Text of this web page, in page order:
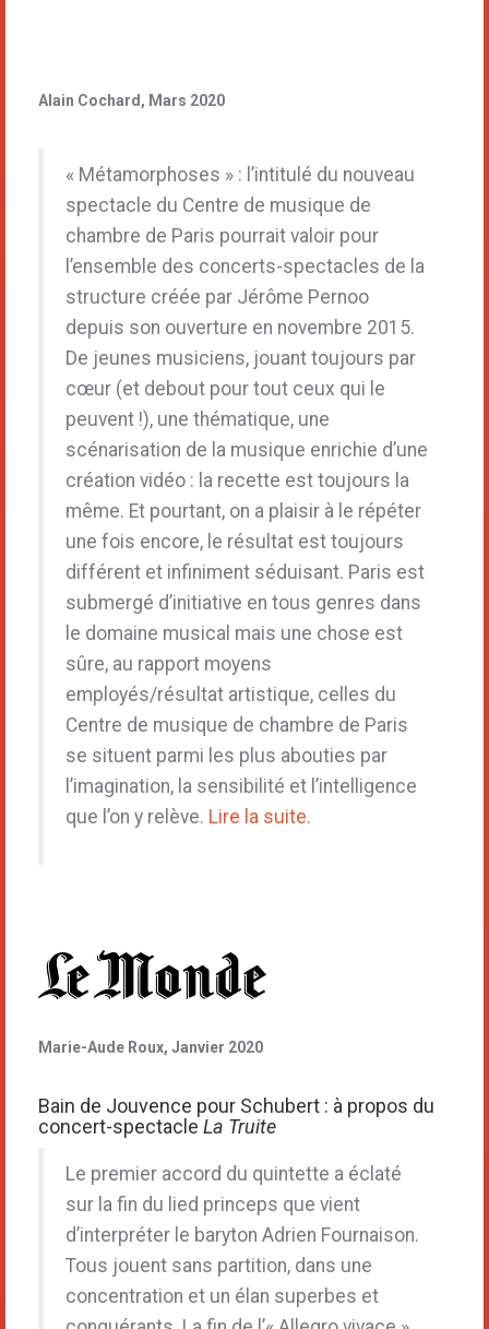
Alain Cochard, Mars 2020
« Métamorphoses » : l’intitulé du nouveau
spectacle du Centre de musique de
chambre de Paris pourrait valoir pour
l’ensemble des concerts-spectacles de la
structure créée par Jérôme Pernoo
depuis son ouverture en novembre 2015.
De jeunes musiciens, jouant toujours par
cœur (et debout pour tout ceux qui le
peuvent !), une thématique, une
scénarisation de la musique enrichie d’une
création vidéo : la recette est toujours la
même. Et pourtant, on a plaisir à le répéter
une fois encore, le résultat est toujours
différent et infiniment séduisant. Paris est
submergé d’initiative en tous genres dans
le domaine musical mais une chose est
sûre, au rapport moyens
employés/résultat artistique, celles du
Centre de musique de chambre de Paris
se situent parmi les plus abouties par
l’imagination, la sensibilité et l’intelligence
que l’on y relève. Lire la suite.
Marie-Aude Roux, Janvier 2020
Bain de Jouvence pour Schubert : à propos du
concert-spectacle La Truite
Le premier accord du quintette a éclaté
sur la fin du lied princeps que vient
d’interpréter le baryton Adrien Fournaison.
Tous jouent sans partition, dans une
concentration et un élan superbes et